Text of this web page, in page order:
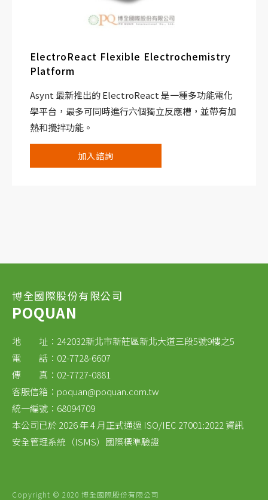
ElectroReact Flexible Electrochemistry
Platform
Asynt 最新推出的 ElectroReact 是一種多功能電化
學平台，最多可同時進行六個獨立反應槽，並帶有加
熱和攪拌功能。
加入諮詢
博全國際股份有限公司
POQUAN
地 址：242032新北市新莊區新北大道三段5號9樓之5
電 話：02-7728-6607
傳 真：02-7727-0881
客服信箱： poquan@poquan.com.tw
統一編號：68094709
本公司已於 2026 年 4 月正式通過 ISO/IEC 27001:2022 資訊
安全管理系統（ISMS）國際標準驗證
Copyright © 2020 博全國際股份有限公司